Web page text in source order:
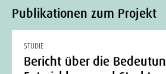
Publikationen zum Projekt
STUDIE
Bericht über die